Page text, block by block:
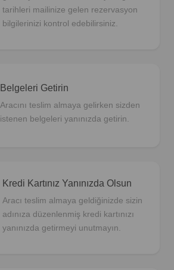
tarihleri mailinize gelen rezervasyon
bilgilerinizi kontrol edebilirsiniz.
Belgeleri Getirin
Aracını teslim almaya gelirken sizden
istenen belgeleri yanınızda getirin.
Kredi Kartınız Yanınızda Olsun
Aracı teslim almaya geldiğinizde sizin
adınıza düzenlenmiş kredi kartınızı
yanınızda getirmeyi unutmayın.